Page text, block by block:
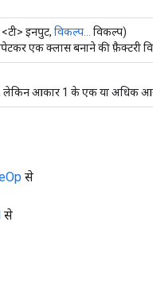
<टी> इनपुट, विकल्प...
विकल्प)
एक क्लास बनाने की फ़ैक्टरी
लेकिन आकार 1 के एक या अधिक
से
से